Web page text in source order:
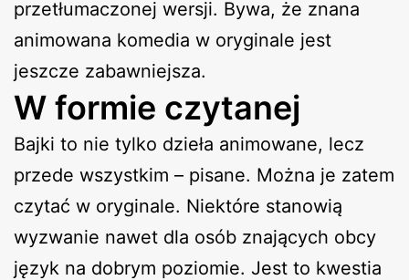
przetłumaczonej wersji. Bywa, że znana
animowana komedia w oryginale jest
jeszcze zabawniejsza.
W formie czytanej
Bajki to nie tylko dzieła animowane, lecz
przede wszystkim – pisane. Można je zatem
czytać w oryginale. Niektóre stanowią
wyzwanie nawet dla osób znających obcy
język na dobrym poziomie. Jest to kwestia